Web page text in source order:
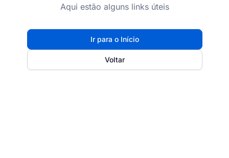
Aqui estão alguns links úteis
Ir para o Início
Voltar